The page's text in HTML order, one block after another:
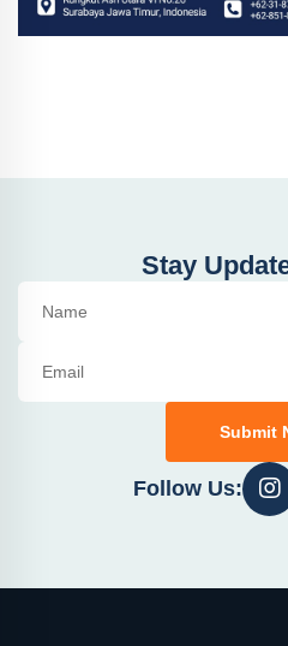
Stay
Submit
Follow Us: